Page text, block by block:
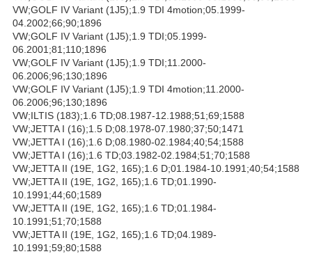
VW;GOLF IV Variant (1J5);1.9 TDI 4motion;05.1999-
04.2002;66;90;1896
VW;GOLF IV Variant (1J5);1.9 TDI;05.1999-
06.2001;81;110;1896
VW;GOLF IV Variant (1J5);1.9 TDI;11.2000-
06.2006;96;130;1896
VW;GOLF IV Variant (1J5);1.9 TDI 4motion;11.2000-
06.2006;96;130;1896
VW;ILTIS (183);1.6 TD;08.1987-12.1988;51;69;1588
VW;JETTA I (16);1.5 D;08.1978-07.1980;37;50;1471
VW;JETTA I (16);1.6 D;08.1980-02.1984;40;54;1588
VW;JETTA I (16);1.6 TD;03.1982-02.1984;51;70;1588
VW;JETTA II (19E, 1G2, 165);1.6 D;01.1984-10.1991;40;54;1588
VW;JETTA II (19E, 1G2, 165);1.6 TD;01.1990-
10.1991;44;60;1589
VW;JETTA II (19E, 1G2, 165);1.6 TD;01.1984-
10.1991;51;70;1588
VW;JETTA II (19E, 1G2, 165);1.6 TD;04.1989-
10.1991;59;80;1588